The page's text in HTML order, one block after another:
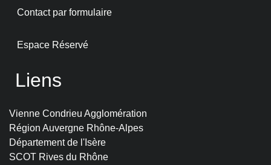
Contact par formulaire
Espace Réservé
Liens
Vienne Condrieu Agglomération
Région Auvergne Rhône-Alpes
Département de l'Isère
SCOT Rives du Rhône